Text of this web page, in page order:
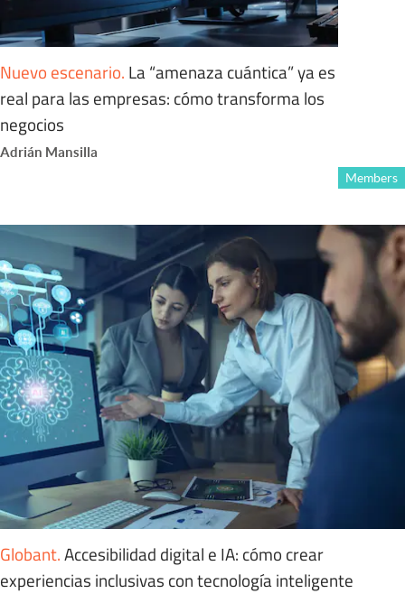
Nuevo escenario. La “amenaza cuántica” ya es
real para las empresas: cómo transforma los
negocios
Adrián Mansilla
Members
Globant.Accesibilidad digital e IA: cómo crear
experiencias inclusivas con tecnología inteligente